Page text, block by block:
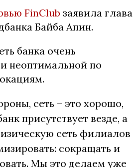
FinClub заявила глава
Байба Апин.
банка очень
неоптимальной по
сеть – это хорошо,
присутствует везде, а
сеть филиалов
сокращать и
Мы это делаем уже